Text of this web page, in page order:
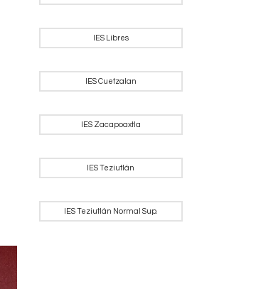
IES Libres
IES Cuetzalan
IES Zacapoaxtla
IES Teziutlán
IES Teziutlán Normal Sup.